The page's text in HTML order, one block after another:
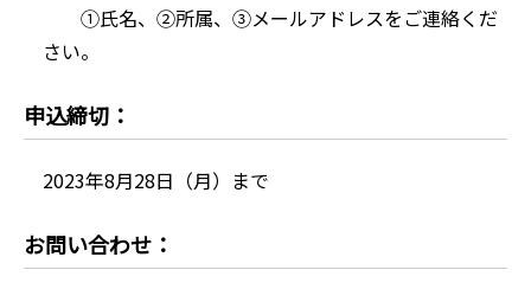
①氏名、②所属、③メールアドレスをご連絡くだ
さい。
申込締切：
2023年8月28日（月）まで
お問い合わせ：